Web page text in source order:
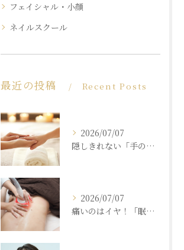
フェイシャル・小顔
ネイルスクール
最近の投稿 Recent Posts
2026/07/07
隠しきれない「手の老化」を根本ケア！ふっくら若々しい手肌を取り戻す本格ハンドエステ
2026/07/07
痛いのはイヤ！「眠れるほど気持ちいいのに結果が出る」痩身エステの秘密